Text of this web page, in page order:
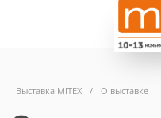
Выставка MITEX / О выставке